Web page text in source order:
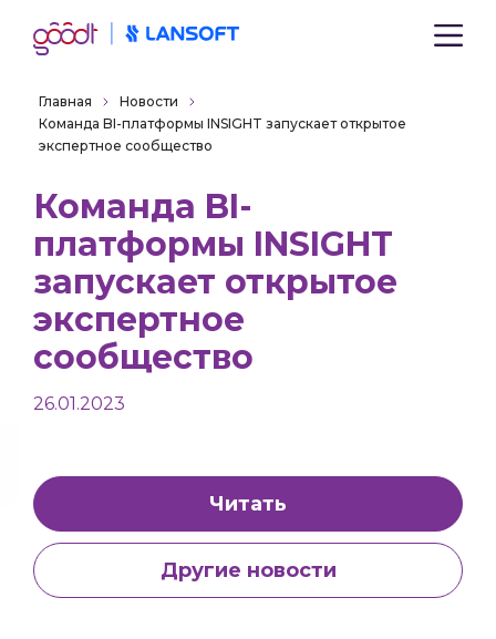
Главная
Новости
Команда BI-платформы INSIGHT запускает открытое
экспертное сообщество
Команда BI-
платформы INSIGHT
запускает открытое
экспертное
сообщество
26.01.2023
Читать
Другие новости